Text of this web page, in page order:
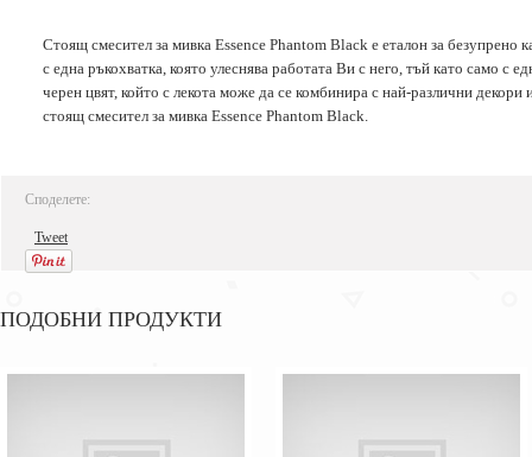
Стоящ смесител за мивка Essence Phantom Black е еталон за
с една ръкохватка, която улеснява работата Ви с него, тъй като само
черен цвят, който с лекота може да се комбинира с най-различни
стоящ смесител за мивка Essence Phantom Black.
Споделете:
Tweet
ПОДОБНИ ПРОДУКТИ